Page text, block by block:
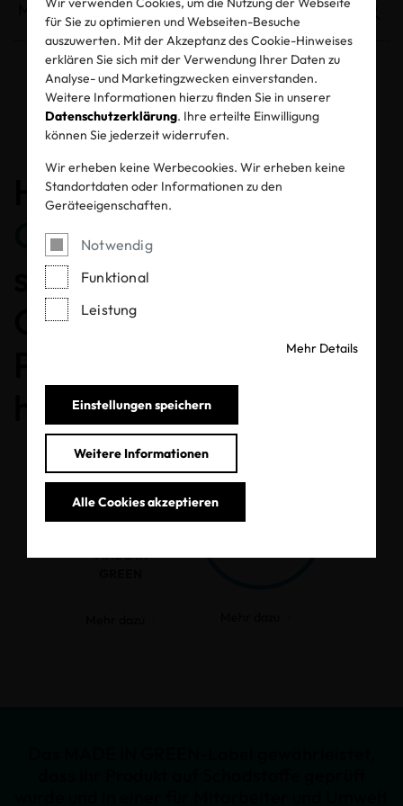
für Sie zu optimieren und Webseiten-Besuche
auszuwerten. Mit der Akzeptanz des Cookie-Hinweises
erklären Sie sich mit der Verwendung Ihrer Daten zu
Analyse- und Marketingzwecken einverstanden.
Weitere Informationen hierzu finden Sie in unserer
Datenschutzerklärung. Ihre erteilte Einwilligung
können Sie jederzeit widerrufen.
Wir erheben keine Werbecookies. Wir erheben keine
Standortdaten oder Informationen zu den
Geräteeigenschaften.
Notwendig
Funktional
Leistung
Mehr Details
Einstellungen speichern
Weitere Informationen
Alle Cookies akzeptieren
Entzogene Zertifikate und Labels
Herzlichen
Glückwunsch
sich für ein MADE IN
GREEN gelabeltes
Produkt entschieden
haben.
MADE IN